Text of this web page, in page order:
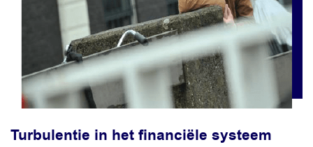
Turbulentie in het financiële systeem